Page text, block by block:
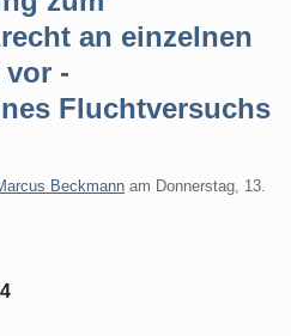
an einzelnen
-
Fluchtversuchs
Beckmann am Donnerstag, 13.